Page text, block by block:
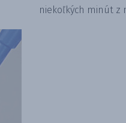
niekoľkých minút z